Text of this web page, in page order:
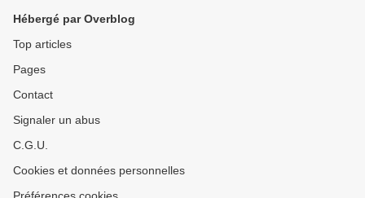
Hébergé par Overblog
Top articles
Pages
Contact
Signaler un abus
C.G.U.
Cookies et données personnelles